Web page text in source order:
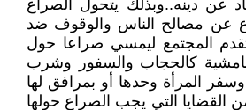
عن دينه..وبذلك يتحول الصراع
عن مصالح الناس والوقوف ضد
المجتمع ليمسي صراعا حول
كالحجاب والسفور وشرب
المرأة وحدها أو بمرافق لها
التي يجب الصراع حولها